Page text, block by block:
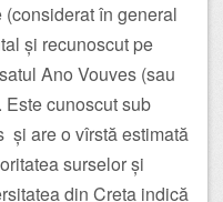
în general
și recunoscut pe
Ano Vouves (sau
cunoscut sub
și are o vîrstă estimată
surselor și
din Creta indică